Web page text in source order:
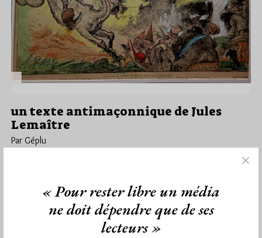
un texte antimaçonnique de Jules
Lemaître
Par Géplu
Lu 1840 fois
samedi 7 avril à 14h à Pamiers d'un lot comprenant :…
« Pour rester libre un média
ne doit dépendre que de ses
lecteurs »